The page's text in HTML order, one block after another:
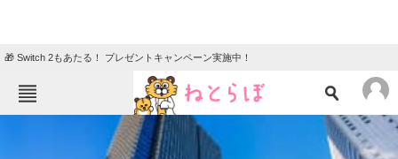
🎁 Switch 2もあたる！ プレゼントキャンペーン実施中！
ねとらぼメニュー
ニュース